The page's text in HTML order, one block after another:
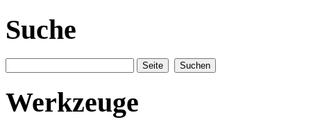
Suche
Werkzeuge